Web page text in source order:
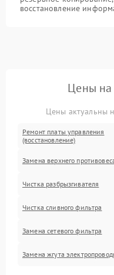
восстановление
Цены на
Цены актуальны
Ремонт платы управления
(восстановление)
Замена верхнего
Чистка разбрызгивателя
Чистка сливного фильтра
Замена сетевого фильтра
Замена жгута